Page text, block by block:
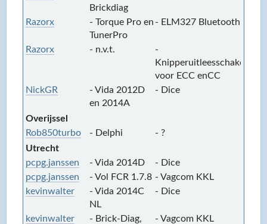
Brickdiag
Razorx
- Torque Pro en
TunerPro
- ELM327 Bluetooth
Razorx - n.v.t.
-
Knipperuitleesschakelaar
voor ECC enCC
NickGR
- Vida 2012D
en 2014A
- Dice
Overijssel
Rob850turbo
- Delphi - ?
Utrecht
pcpg.janssen
- Vida 2014D - Dice
pcpg.janssen
- Vol FCR 1.7.8 - Vagcom KKL
kevinwalter
- Vida 2014C
NL
- Dice
kevinwalter
- Brick-Diag,
- Vagcom KKL